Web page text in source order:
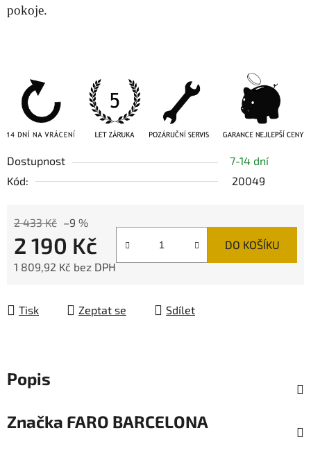
pokoje.
Dostupnost
7-14 dní
Kód:
20049
2 433 Kč –9 %
2 190 Kč
1 809,92 Kč bez DPH
DO KOŠÍKU
Tisk Zeptat se Sdílet
Popis
Značka FARO BARCELONA